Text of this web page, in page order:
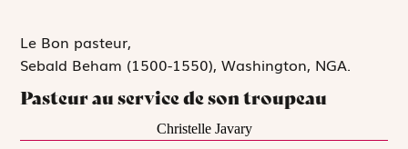
Le Bon pasteur,
Sebald Beham (1500-1550), Washington, NGA.
Pasteur au service de son troupeau
Christelle Javary